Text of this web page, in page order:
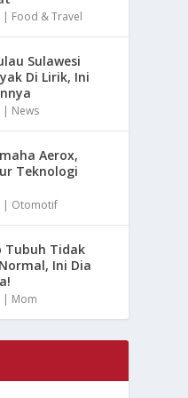
| Food & Travel
Sulawesi
Di Lirik, Ini
| News
Aerox,
Teknologi
| Otomotif
Tubuh Tidak
Ini Dia
| Mom